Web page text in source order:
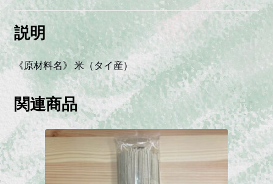
説明
《原材料名》 米（タイ産）
関連商品